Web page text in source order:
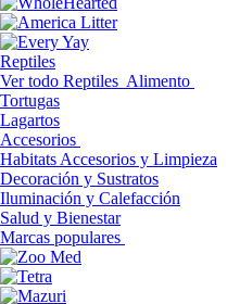
Reptiles
Ver todo Reptiles Alimento
Tortugas
Lagartos
Accesorios
Habitats Accesorios y Limpieza
Decoración y Sustratos
Iluminación y Calefacción
Salud y Bienestar
Marcas populares